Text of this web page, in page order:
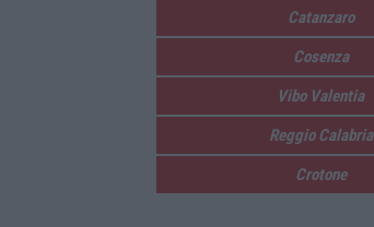
Catanzaro
Cosenza
Vibo Valentia
Reggio Calabria
Crotone